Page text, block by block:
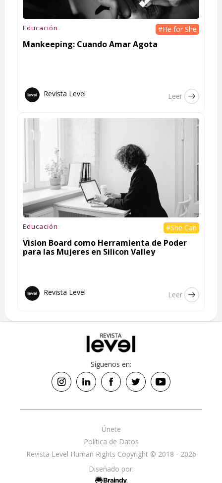
Educación #He for She
Mankeeping: Cuando Amar Agota
Revista Level Leer
Educación #She Can
Vision Board como Herramienta de Poder
para las Mujeres en Silicon Valley
Revista Level Leer
Síguenos en:
Revista Level Human Rights Copyright © 2018 - 2026
Política de Datos
Únete
Diseñado por: